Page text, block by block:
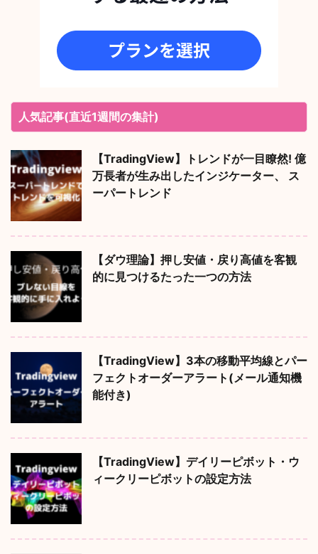
人気記事(直近1週間の集計)
【TradingView】トレンドが一目瞭然! 億
万長者が生み出したインジケーター、 ス
ーパートレンド
【ダウ理論】押し安値・戻り高値を客観
的に見つけるたった一つの方法
【TradingView】3本の移動平均線とパー
フェクトオーダーアラート(メール通知機
能付き)
【TradingView】デイリーピボット・ウ
ィークリーピボットの設定方法